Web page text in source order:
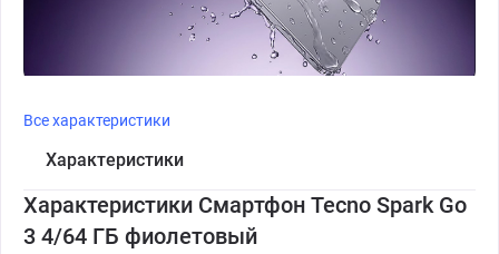
Все характеристики
Характеристики
Характеристики Смартфон Tecno Spark Go
3 4/64 ГБ фиолетовый